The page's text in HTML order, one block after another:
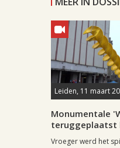
Leiden, 11 maart
Monumentale
teruggeplaatst
Vroeger werd het